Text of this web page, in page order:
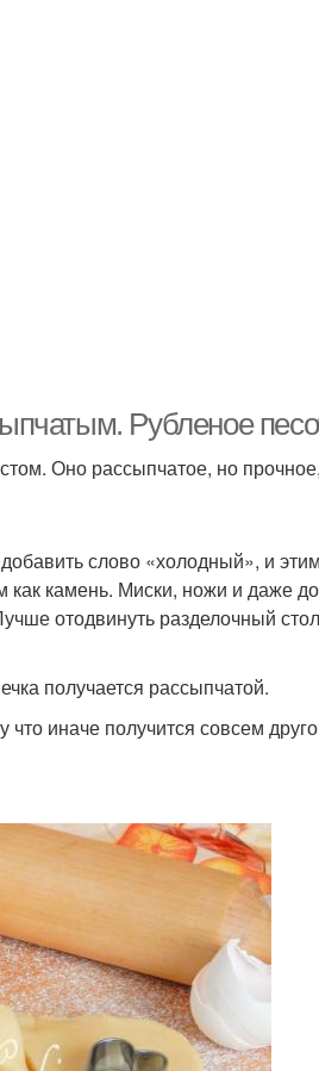
Рубленое
Оно рассыпчатое, но
слово «холодный», и
камень. Миски, ножи и даже
отодвинуть разделочный
получается рассыпчатой.
иначе получится совсем